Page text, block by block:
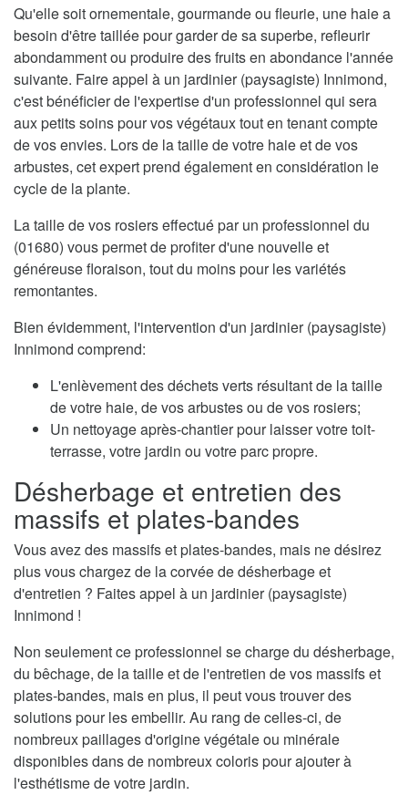
Qu'elle soit ornementale, gourmande ou fleurie, une haie a
besoin d'être taillée pour garder de sa superbe, refleurir
abondamment ou produire des fruits en abondance l'année
suivante. Faire appel à un jardinier (paysagiste) Innimond,
c'est bénéficier de l'expertise d'un professionnel qui sera
aux petits soins pour vos végétaux tout en tenant compte
de vos envies. Lors de la taille de votre haie et de vos
arbustes, cet expert prend également en considération le
cycle de la plante.
La taille de vos rosiers effectué par un professionnel du
(01680) vous permet de profiter d'une nouvelle et
généreuse floraison, tout du moins pour les variétés
remontantes.
Bien évidemment, l'intervention d'un jardinier (paysagiste)
Innimond comprend:
L'enlèvement des déchets verts résultant de la taille
de votre haie, de vos arbustes ou de vos rosiers;
Un nettoyage après-chantier pour laisser votre toit-
terrasse, votre jardin ou votre parc propre.
Désherbage et entretien des
massifs et plates-bandes
Vous avez des massifs et plates-bandes, mais ne désirez
plus vous chargez de la corvée de désherbage et
d'entretien ? Faites appel à un jardinier (paysagiste)
Innimond !
Non seulement ce professionnel se charge du désherbage,
du bêchage, de la taille et de l'entretien de vos massifs et
plates-bandes, mais en plus, il peut vous trouver des
solutions pour les embellir. Au rang de celles-ci, de
nombreux paillages d'origine végétale ou minérale
disponibles dans de nombreux coloris pour ajouter à
l'esthétisme de votre jardin.